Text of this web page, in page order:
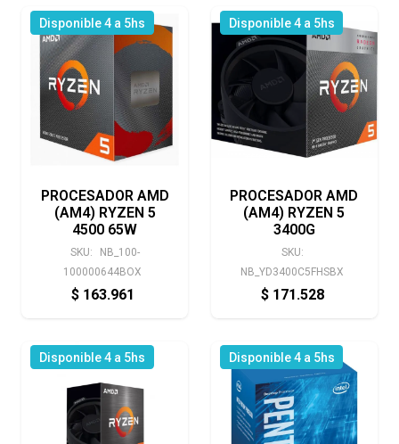
Disponible 4 a 5hs
PROCESADOR AMD
(AM4) RYZEN 5
4500 65W
SKU:
NB_100-
100000644BOX
$ 163.961
Disponible 4 a 5hs
PROCESADOR AMD
(AM4) RYZEN 5
3400G
SKU:
NB_YD3400C5FHSBX
$ 171.528
Disponible 4 a 5hs Disponible 4 a 5hs